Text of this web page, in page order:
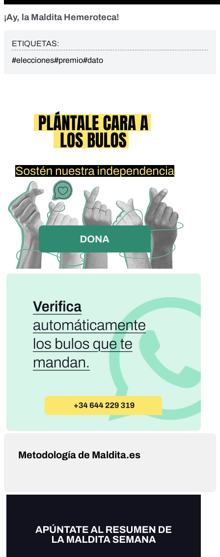
¡Ay, la Maldita Hemeroteca!
ETIQUETAS:
#elecciones#premio#dato
Metodología de Maldita.es